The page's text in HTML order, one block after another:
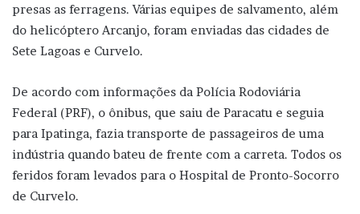
presas as ferragens. Várias equipes de salvamento, além
do helicóptero Arcanjo, foram enviadas das cidades de
Sete Lagoas e Curvelo.
De acordo com informações da Polícia Rodoviária
Federal (PRF), o ônibus, que saiu de Paracatu e seguia
para Ipatinga, fazia transporte de passageiros de uma
indústria quando bateu de frente com a carreta. Todos os
feridos foram levados para o Hospital de Pronto-Socorro
de Curvelo.